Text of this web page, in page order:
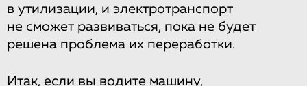
в утилизации, и электротранспорт
не сможет развиваться, пока не будет
решена проблема их переработки.
Итак, если вы водите машину,